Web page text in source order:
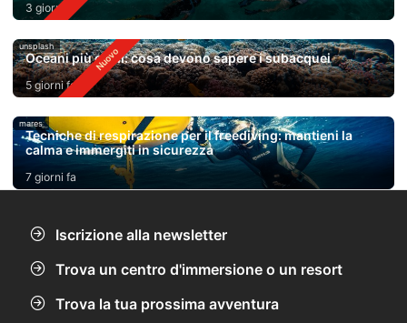
3 giorni fa
unsplash
Oceani più caldi: cosa devono sapere i subacquei
5 giorni fa
mares
Tecniche di respirazione per il freediving: mantieni la
calma e immergiti in sicurezza
7 giorni fa
Iscrizione alla newsletter
Trova un centro d'immersione o un resort
Trova la tua prossima avventura